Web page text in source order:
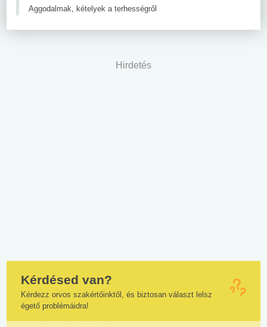
Aggodalmak, kételyek a terhességről
Hirdetés
Kérdésed van?
Kérdezz orvos szakértőinktől, és biztosan választ lelsz
égető problémáidra!